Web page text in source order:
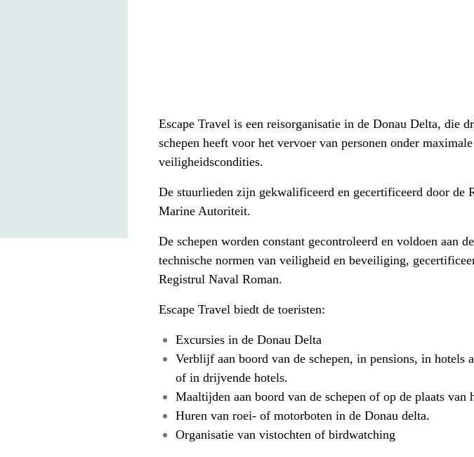
Escape Travel is een reisorganisatie in de Donau Delta, die
schepen heeft voor het vervoer van personen onder maximale
veiligheidscondities.
De stuurlieden zijn gekwalificeerd en gecertificeerd door de
Marine Autoriteit.
De schepen worden constant gecontroleerd en voldoen aan de
technische normen van veiligheid en beveiliging,
Registrul Naval Roman.
Escape Travel biedt de toeristen:
Excursies in de Donau Delta
Verblijf aan boord van de schepen, in pensions, in hotels
of in drijvende hotels.
Maaltijden aan boord van de schepen of op de plaats van
Huren van roei- of motorboten in de Donau delta.
Organisatie van vistochten of birdwatching